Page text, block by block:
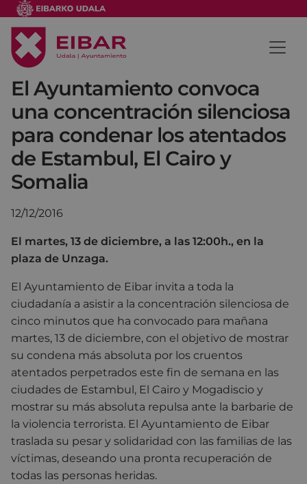
El Ayuntamiento convoca
una concentración silenciosa
para condenar los atentados
de Estambul, El Cairo y
Somalia
12/12/2016
El martes, 13 de diciembre, a las 12:00h., en la
plaza de Unzaga.
El Ayuntamiento de Eibar invita a toda la
ciudadanía a asistir a la concentración silenciosa de
cinco minutos que ha convocado para mañana
martes, 13 de diciembre, con el objetivo de mostrar
su condena más absoluta por los cruentos
atentados perpetrados este fin de semana en las
ciudades de Estambul, El Cairo y Mogadiscio y
mostrar su más absoluta repulsa ante la barbarie de
la violencia terrorista. El Ayuntamiento de Eibar
traslada su pesar y solidaridad con las familias de las
víctimas, deseando una pronta recuperación de
todas las personas heridas.